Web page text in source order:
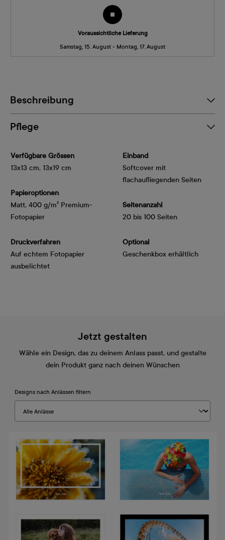
Voraussichtliche Lieferung
Samstag, 15. August - Montag, 17. August
Beschreibung
Pflege
Verfügbare Grössen
13x13 cm, 13x19 cm
Papieroptionen
Matt, 400 g/m² Premium-
Fotopapier
Druckverfahren
Auf echtem Fotopapier
ausbelichtet
Einband
Softcover mit
flachaufliegenden Seiten
Seitenanzahl
20 bis 100 Seiten
Optional
Geschenkbox erhältlich
Jetzt gestalten
Wähle ein Design, das zu deinem Anlass passt, und gestalte
dein Produkt ganz nach deinen Wünschen
Designs nach Anlässen filtern